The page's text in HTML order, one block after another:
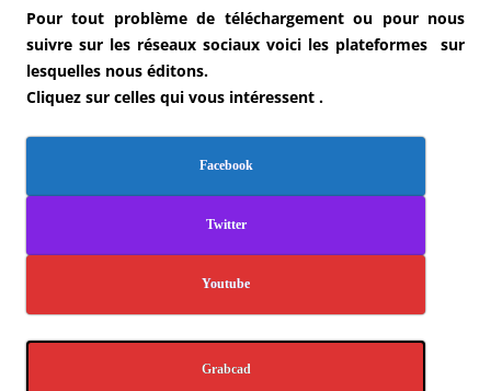
Pour tout problème de téléchargement ou pour nous
suivre sur les réseaux sociaux voici les plateformes sur
lesquelles nous éditons.
Cliquez sur celles qui vous intéressent .
Facebook
Twitter
Youtube
Grabcad